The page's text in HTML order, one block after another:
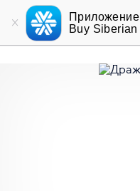
Приложение
Buy Siberian